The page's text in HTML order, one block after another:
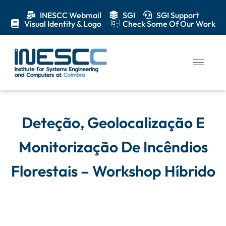
INESCC Webmail SGI
SGI Support
Visual Identity & Logo
Check Some Of Our Work
Deteção, Geolocalização E
Monitorização De Incêndios
Florestais – Workshop Híbrido